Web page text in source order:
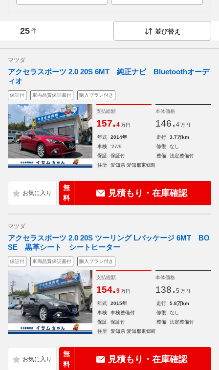
25件 並び替え
マツダ
アクセラスポーツ 2.0 20S 6MT 純正ナビ Bluetoothオーデ
ィオ
保証付 車両品質保証書付 購入プラン付き
支払総額
157.4 万円
本体価格
146. 4 万円
年式 2014年 走行
3.7万km
車検
'27/9 修復
なし
保証
保証付 整備
法定整備付
住所
愛知県 愛知郡東郷町
無
料
見積もり・在庫確認
マツダ
アクセラスポーツ 2.0 20S ツーリング Lパッケージ 6MT BO
SE 黒革シート シートヒーター
保証付 車両品質保証書付 購入プラン付き
支払総額
154.9 万円
本体価格
138. 5 万円
年式 2015年 走行
5.8万km
車検
車検整備付 修復
なし
保証
保証付 整備
法定整備付
住所
愛知県 愛知郡東郷町
無
料
見積もり・在庫確認